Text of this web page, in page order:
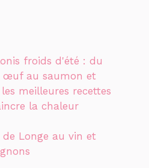
froids d'été : du
au saumon et
meilleures recettes
la chaleur
de Longe au vin et